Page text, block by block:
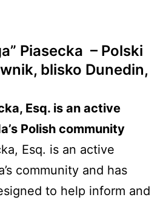
Piasecka – Polski
blisko Dunedin,
Esq. is an active
Polish community
Esq. is an active
community and has
to help inform and